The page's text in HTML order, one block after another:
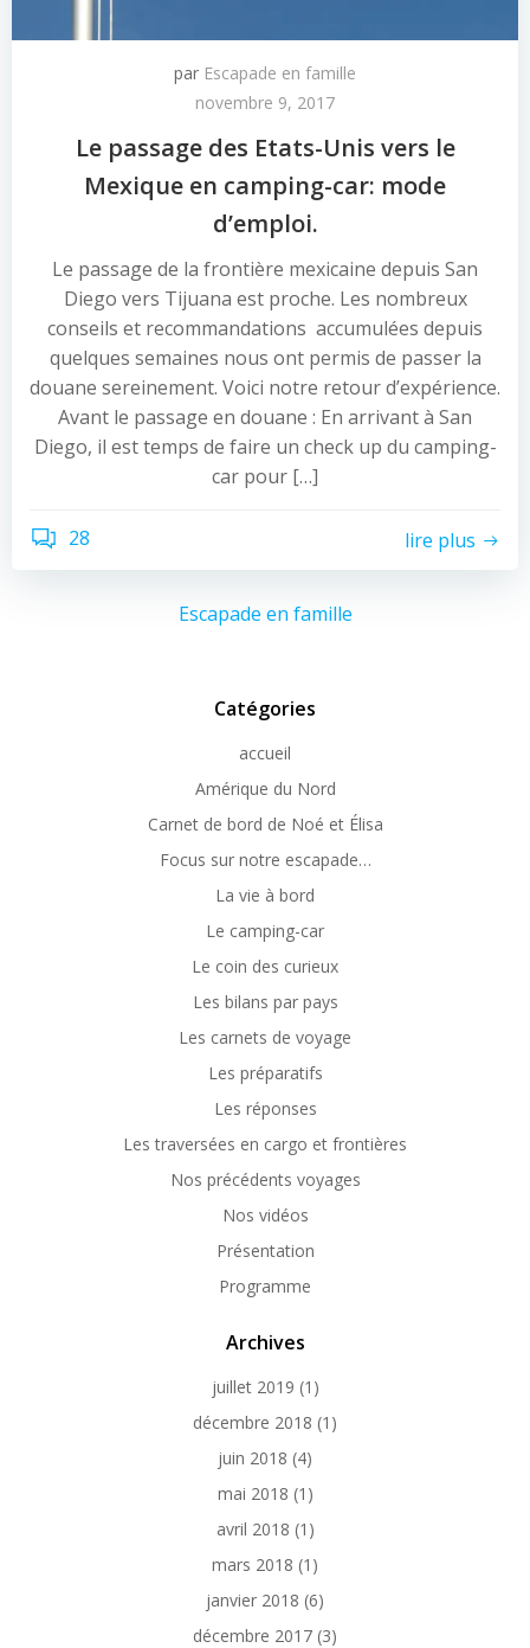
par Escapade en famille
novembre 9, 2017
Le passage des Etats-Unis vers le
Mexique en camping-car: mode
d’emploi.
Le passage de la frontière mexicaine depuis San
Diego vers Tijuana est proche. Les nombreux
conseils et recommandations accumulées depuis
quelques semaines nous ont permis de passer la
douane sereinement. Voici notre retour d’expérience.
Avant le passage en douane : En arrivant à San
Diego, il est temps de faire un check up du camping-
car pour […]
28 lire plus
Escapade en famille
Catégories
accueil
Amérique du Nord
Carnet de bord de Noé et Élisa
Focus sur notre escapade…
La vie à bord
Le camping-car
Le coin des curieux
Les bilans par pays
Les carnets de voyage
Les préparatifs
Les réponses
Les traversées en cargo et frontières
Nos précédents voyages
Nos vidéos
Présentation
Programme
Archives
juillet 2019 (1)
décembre 2018 (1)
juin 2018 (4)
mai 2018 (1)
avril 2018 (1)
mars 2018 (1)
janvier 2018 (6)
décembre 2017 (3)